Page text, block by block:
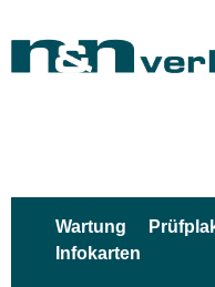
Wartung
Infokarten